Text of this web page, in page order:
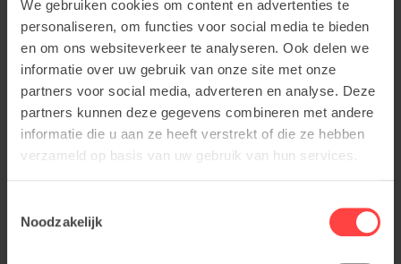
We gebruiken cookies om content en advertenties te
personaliseren, om functies voor social media te bieden
en om ons websiteverkeer te analyseren. Ook delen we
informatie over uw gebruik van onze site met onze
partners voor social media, adverteren en analyse. Deze
partners kunnen deze gegevens combineren met andere
informatie die u aan ze heeft verstrekt of die ze hebben
verzameld op basis van uw gebruik van hun services.
Noodzakelijk